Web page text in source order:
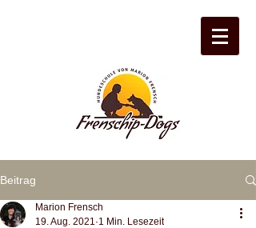
Beitrag
Marion Frensch
19. Aug. 2021 1 Min. Lesezeit